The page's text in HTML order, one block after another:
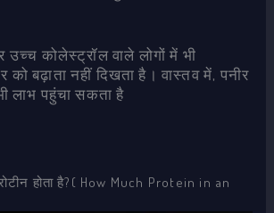
उच्च कोलेस्ट्रॉल वाले लोगों में भी
बढ़ाता नहीं दिखता है। वास्तव में, पनीर
लाभ पहुंचा सकता है
होता है?( How Much Protein in an